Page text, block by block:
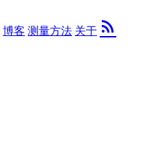
博客 测量方法 关于 rss_feed